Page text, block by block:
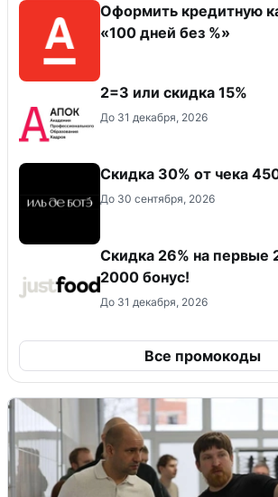
Оформить кредитную
«100 дней без %»
2=3 или скидка 15%
До 31 декабря, 2026
Скидка 30% от чека
До 30 сентября, 2026
Скидка 26% на первые
2000 бонус!
До 31 декабря, 2026
Все промокоды